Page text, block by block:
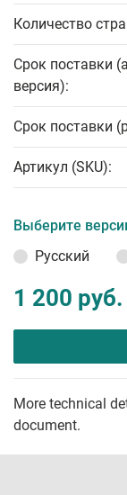
Количество
Срок поставки
версия):
Срок поставки
Артикул (SKU):
Выберите
Русский
1 200 руб.
More technical
document.